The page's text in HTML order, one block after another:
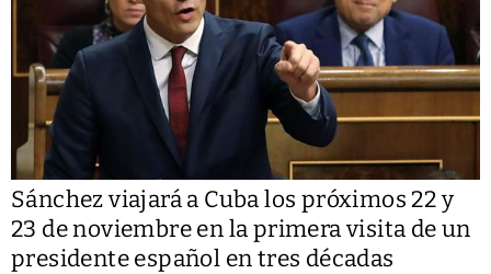
Sánchez viajará a Cuba los próximos 22 y
23 de noviembre en la primera visita de un
presidente español en tres décadas